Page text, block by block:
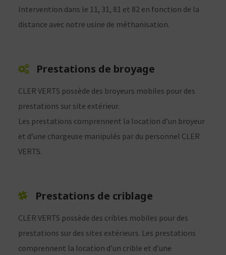
Intervention dans le 11, 31, 81 et 82 en fonction de la
distance avec notre usine de méthanisation.
Prestations de broyage
CLER VERTS possède des broyeurs mobiles pour des
prestations sur site extérieur.
Les prestations comprennent la location d’un broyeur
et d’une chargeuse manipulés par du personnel CLER
VERTS.
Prestations de criblage
CLER VERTS possède des cribles mobiles pour des
prestations sur des sites extérieurs. Les prestations
comprennent la location d’un crible et d’une